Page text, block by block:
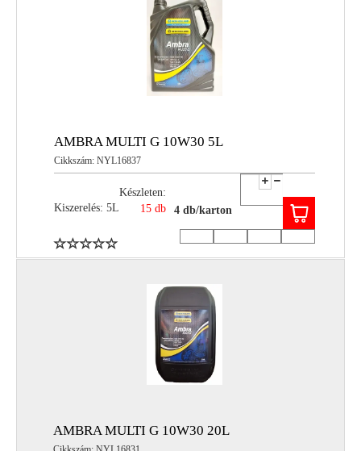
AMBRA MULTI G 10W30 5L
Cikkszám: NYL16837
Kiszerelés: 5L
Készleten:
15 db
4 db/karton
AMBRA MULTI G 10W30 20L